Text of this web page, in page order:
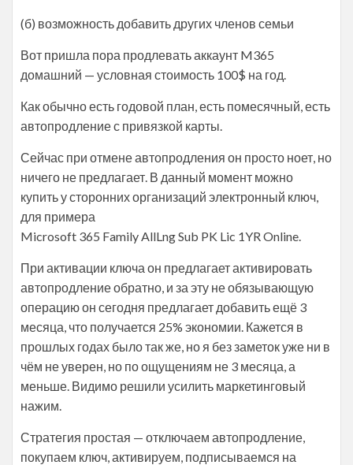
(б) возможность добавить других членов семьи
Вот пришла пора продлевать аккаунт M365
домашний — условная стоимость 100$ на год.
Как обычно есть годовой план, есть помесячный, есть
автопродление с привязкой карты.
Сейчас при отмене автопродления он просто ноет, но
ничего не предлагает. В данный момент можно
купить у сторонних организаций электронный ключ,
для примера
Microsoft 365 Family AllLng Sub PK Lic 1YR Online.
При активации ключа он предлагает активировать
автопродление обратно, и за эту не обязывающую
операцию он сегодня предлагает добавить ещё 3
месяца, что получается 25% экономии. Кажется в
прошлых годах было так же, но я без заметок уже ни в
чём не уверен, но по ощущениям не 3 месяца, а
меньше. Видимо решили усилить маркетинговый
нажим.
Стратегия простая — отключаем автопродление,
покупаем ключ, активируем, подписываемся на